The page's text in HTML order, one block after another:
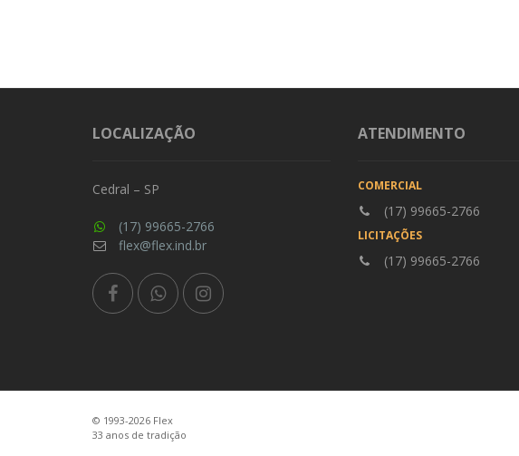
LOCALIZAÇÃO
Cedral – SP
(17) 99665-2766
flex@flex.ind.br
ATENDIMENTO
COMERCIAL
(17) 99665-2766
LICITAÇÕES
(17) 99665-2766
© 1993-2026 Flex
33 anos de tradição